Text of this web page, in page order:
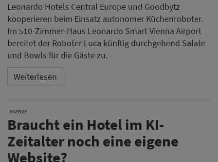
Leonardo Hotels Central Europe und Goodbytz
kooperieren beim Einsatz autonomer Küchenroboter.
Im 510-Zimmer-Haus Leonardo Smart Vienna Airport
bereitet der Roboter Luca künftig durchgehend Salate
und Bowls für die Gäste zu.
Weiterlesen
ANZEIGE
Braucht ein Hotel im KI-
Zeitalter noch eine eigene
Website?